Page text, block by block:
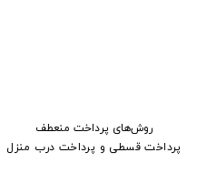
روش‌های پرداخت منعطف
پرداخت قسطی و پرداخت درب منزل